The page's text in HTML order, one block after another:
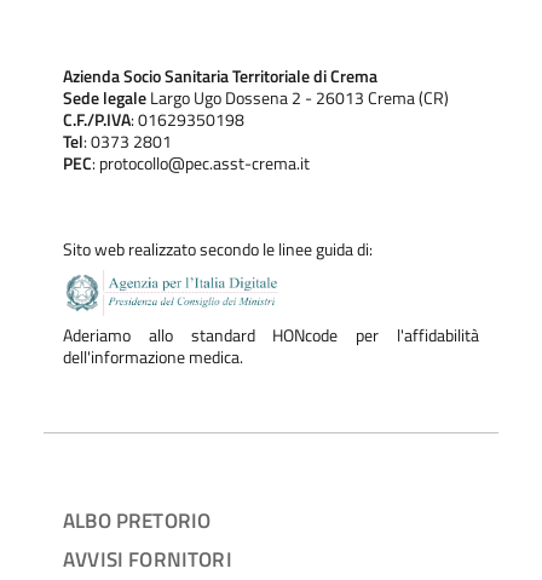
Azienda Socio Sanitaria Territoriale di Crema
Sede legaleLargo Ugo Dossena 2 - 26013 Crema (CR)
C.F./P.IVA: 01629350198
Tel: 0373 2801
PEC: protocollo@pec.asst-crema.it
Sito web realizzato secondo le linee guida di:
Aderiamo allo standard HONcode per l'affidabilità
dell'informazione medica.
ALBO PRETORIO
AVVISI FORNITORI